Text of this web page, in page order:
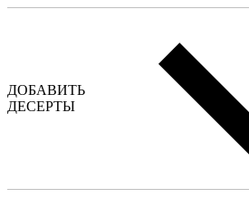
ДОБАВИТЬ
ДЕСЕРТЫ